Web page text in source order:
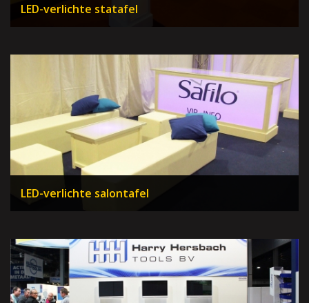
LED-verlichte statafel
LED-verlichte salontafel